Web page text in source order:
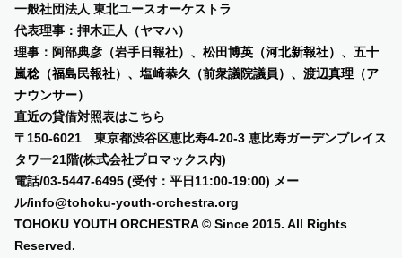
一般社団法人 東北ユースオーケストラ
代表理事：押木正人（ヤマハ）
理事：阿部典彦（岩手日報社）、 松田博英（河北新報社）、五十
嵐稔（福島民報社）、塩崎恭久（前衆議院議員）、渡辺真理（ア
ナウンサー）
直近の貸借対照表はこちら
〒150-6021 東京都渋谷区恵比寿4-20-3 恵比寿ガーデンプレイス
タワー21階(株式会社プロマックス内)
電話/03-5447-6495 (受付：平日11:00-19:00) メー
ル/info@tohoku-youth-orchestra.org
TOHOKU YOUTH ORCHESTRA © Since 2015. All Rights
Reserved.